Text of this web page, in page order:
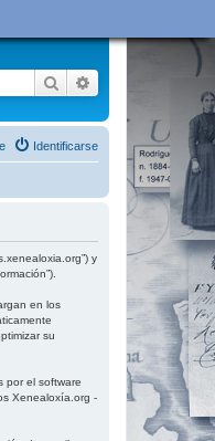
Buscar Búsqueda
Identificarse
y
en los
su
por el software
Xenealoxía.org -